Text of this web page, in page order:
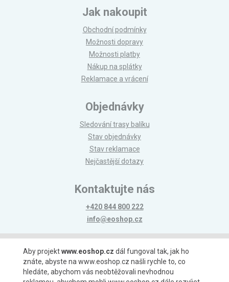
Jak nakoupit
Obchodní podmínky
Možnosti dopravy
Možnosti platby
Nákup na splátky
Reklamace a vrácení
Objednávky
Sledování trasy balíku
Stav objednávky
Stav reklamace
Nejčastější dotazy
Kontaktujte nás
+420 844 800 222
info@eoshop.cz
Možnosti platby
Aby projektwww.eoshop.cz dál fungoval tak, jak ho
znáte, abyste na www.eoshop.cz našli rychle to, co
hledáte, abychom vás neobtěžovali nevhodnou